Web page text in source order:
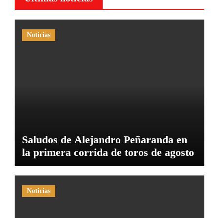
Noticias
Saludos de Alejandro Peñaranda en
la primera corrida de toros de agosto
Noticias